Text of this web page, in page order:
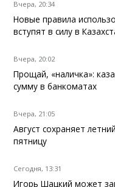
Вчера, 20:34
Новые правила
вступят в силу в
Вчера, 20:02
Прощай, «наличка»:
сумму в банкоматах
Вчера, 21:05
Август сохраняет
пятницу
Сегодня, 13:31
Игорь Шацкий может